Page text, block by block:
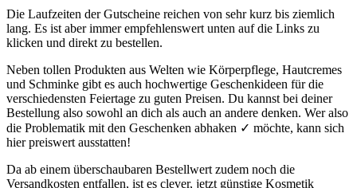
Die Laufzeiten der Gutscheine reichen von sehr kurz bis ziemlich
lang. Es ist aber immer empfehlenswert unten auf die Links zu
klicken und direkt zu bestellen.
Neben tollen Produkten aus Welten wie Körperpflege, Hautcremes
und Schminke gibt es auch hochwertige Geschenkideen für die
verschiedensten Feiertage zu guten Preisen. Du kannst bei deiner
Bestellung also sowohl an dich als auch an andere denken. Wer also
die Problematik mit den Geschenken abhaken ✓ möchte, kann sich
hier preiswert ausstatten!
Da ab einem überschaubaren Bestellwert zudem noch die
Versandkosten entfallen, ist es clever, jetzt günstige Kosmetik